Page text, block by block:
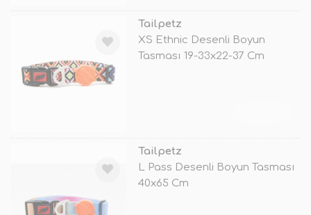
Tailpetz
XS Ethnic Desenli Boyun
Tasması 19-33x22-37 Cm
Tailpetz
L Pass Desenli Boyun Tasması
40x65 Cm